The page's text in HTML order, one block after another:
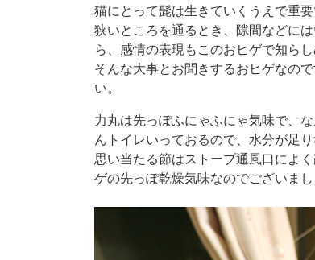
猫にとって髭は生きていくうえで重要
狭いところを通るとき、隙間などに
ら、感情の表現もこのおヒゲで知らし
そんな大事とお聞きするおヒゲなの
い。
力丸は先っぽふにゃふにゃ気味で、
んトイレいっておるので、水分が足
思い当たる節はストーブ通風口によ
ゲの先っぽ乾燥気味なのでございまし